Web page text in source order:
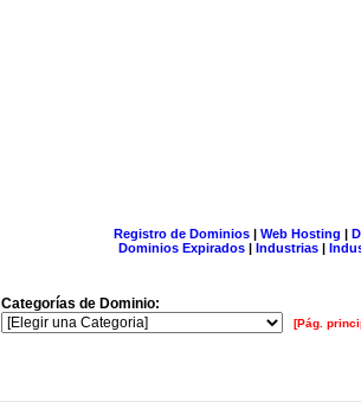
Registro de Dominios| Web Hosting |
Dominios Expirados | Industrias |
Categorías de Dominio:
[Pág.